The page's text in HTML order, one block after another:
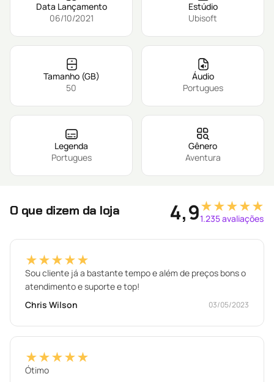
Data Lançamento
06/10/2021
Estúdio
Ubisoft
Tamanho (GB)
50
Áudio
Portugues
Legenda
Portugues
Gênero
Aventura
O que dizem da loja 4,9★★★★★
1.235 avaliações
★★★★★
Sou cliente já a bastante tempo e além de preços bons o
atendimento e suporte e top!
Chris Wilson
03/05/2023
★★★★★
Ótimo